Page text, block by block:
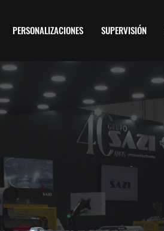
PERSONALIZACIONES SUPERVISIÓN